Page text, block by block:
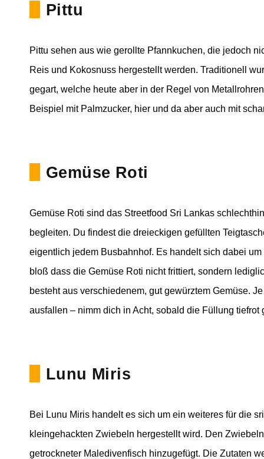
Pittu
Pittu sehen aus wie gerollte Pfannkuchen, die jedoch
Reis und Kokosnuss hergestellt werden. Traditionell
gegart, welche heute aber in der Regel von
Beispiel mit Palmzucker, hier und da aber auch mit
Gemüse Roti
Gemüse Roti sind das Streetfood Sri Lankas
begleiten. Du findest die dreieckigen gefüllten
eigentlich jedem Busbahnhof. Es handelt sich dabei
bloß dass die Gemüse Roti nicht frittiert, sondern
besteht aus verschiedenem, gut gewürztem Gemüse.
ausfallen – nimm dich in Acht, sobald die Füllung tiefrot
Lunu Miris
Bei Lunu Miris handelt es sich um ein weiteres für die
kleingehackten Zwiebeln hergestellt wird. Den
getrockneter Maledivenfisch hinzugefügt. Die Zutaten